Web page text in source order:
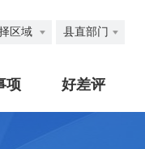
区域 县直部门
项 好差评